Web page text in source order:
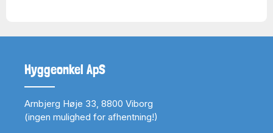
Hyggeonkel ApS
Arnbjerg Høje 33, 8800 Viborg
(ingen mulighed for afhentning!)